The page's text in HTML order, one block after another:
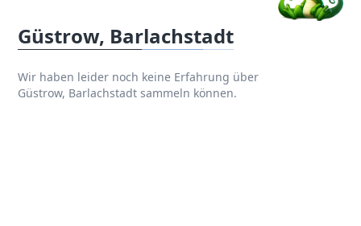
Güstrow, Barlachstadt
Wir haben leider noch keine Erfahrung über
Güstrow, Barlachstadt sammeln können.